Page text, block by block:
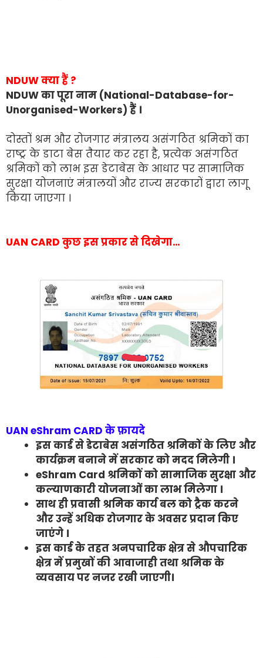
NDUW क्या हैं ?
NDUW का पूरा नाम (National-Database-for-
Unorganised-Workers) हैं ।
दोस्तों श्रम और रोजगार मंत्रालय असंगठित श्रमिकों का
राष्ट्र के डाटा बेस तैयार कर रहा है, प्रत्येक असंगठित
श्रमिकों को लाभ इस डेटाबेस के आधार पर सामाजिक
सुरक्षा योजनाएं मंत्रालयों और राज्य सरकारों द्वारा लागू
किया जाएगा ।
UAN CARD कुछ इस प्रकार से दिखेगा…
UAN eShram CARD के फ़ायदे
इस कार्ड से डेटाबेस असंगठित श्रमिकों के लिए और
कार्यक्रम बनाने में सरकार को मदद मिलेगी ।
eShram Card श्रमिकों को सामाजिक सुरक्षा और
कल्याणकारी योजनाओं का लाभ मिलेगा ।
साथ ही प्रवासी श्रमिक कार्य बल को ट्रैक करने
और उन्हें अधिक रोजगार के अवसर प्रदान किए
जाएंगे ।
इस कार्ड के तहत अनपचारिक क्षेत्र से औपचारिक
क्षेत्र में प्रमुखों की आवाजाही तथा श्रमिक के
व्यवसाय पर नजर रखी जाएगी।